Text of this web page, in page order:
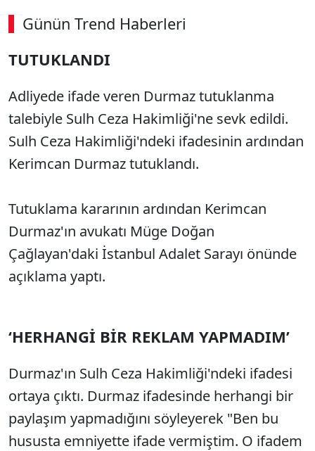
Günün Trend Haberleri
TUTUKLANDI
Adliyede ifade veren Durmaz tutuklanma
talebiyle Sulh Ceza Hakimliği'ne sevk edildi.
Sulh Ceza Hakimliği'ndeki ifadesinin ardından
Kerimcan Durmaz tutuklandı.
Tutuklama kararının ardından Kerimcan
Durmaz'ın avukatı Müge Doğan
Çağlayan'daki İstanbul Adalet Sarayı önünde
açıklama yaptı.
‘HERHANGİ BİR REKLAM YAPMADIM’
Durmaz'ın Sulh Ceza Hakimliği'ndeki ifadesi
ortaya çıktı. Durmaz ifadesinde herhangi bir
paylaşım yapmadığını söyleyerek "Ben bu
hususta emniyette ifade vermiştim. O ifadem